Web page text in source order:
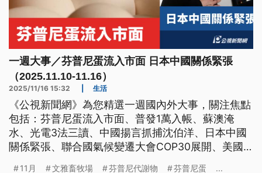
一週大事／芬普尼蛋流入市面 日本中國關係緊張
（2025.11.10-11.16）
2025/11/16 15:32 生活
《公視新聞網》為您精選一週國內外大事，關注焦點
包括：芬普尼蛋流入市面、普發1萬入帳、蘇澳淹
水、光電3法三讀、中國揚言抓捕沈伯洋、日本中國
關係緊張、聯合國氣候變遷大會COP30展開、美國
11月 文雅畜牧場 芬普尼代謝物 芬普尼蛋 ...